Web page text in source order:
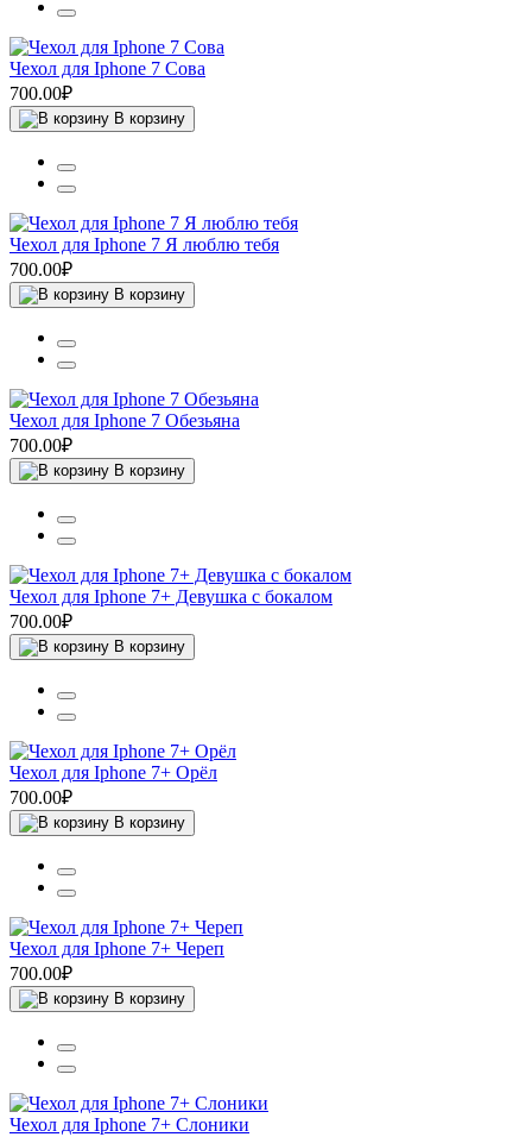
Чехол для Iphone 7 Сова
700.00₽
В корзину
Чехол для Iphone 7 Я люблю тебя
700.00₽
В корзину
Чехол для Iphone 7 Обезьяна
700.00₽
В корзину
Чехол для Iphone 7+ Девушка с бокалом
700.00₽
В корзину
Чехол для Iphone 7+ Орёл
700.00₽
В корзину
Чехол для Iphone 7+ Череп
700.00₽
В корзину
Чехол для Iphone 7+ Слоники